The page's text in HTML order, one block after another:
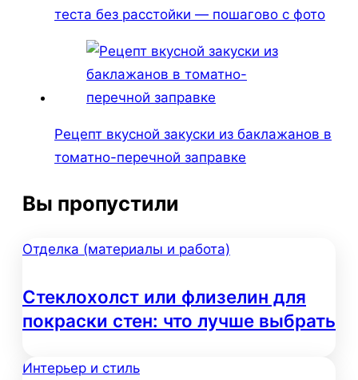
теста без расстойки — пошагово с фото
Рецепт вкусной закуски из баклажанов в
томатно-перечной заправке
Вы пропустили
Отделка (материалы и работа)
Стеклохолст или флизелин для
покраски стен: что лучше выбрать
Интерьер и стиль